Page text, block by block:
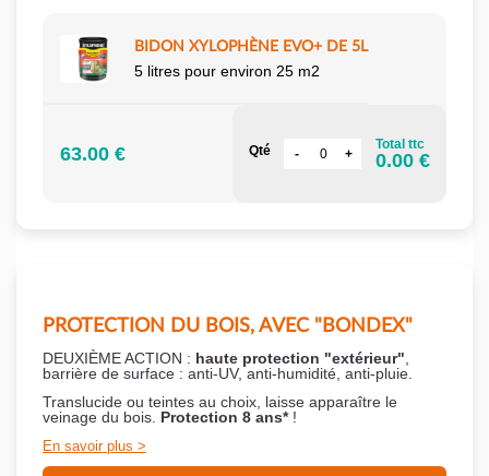
BIDON XYLOPHÈNE EVO+ DE 5L
5 litres pour environ 25 m2
63.00 € Qté Total ttc
0.00 €
PROTECTION DU BOIS, AVEC "BONDEX"
DEUXIÈME ACTION : haute protection "extérieur"
barrière de surface : anti-UV, anti-humidité, anti-pluie.
Translucide ou teintes au choix, laisse apparaître le
veinage du bois. Protection 8 ans*!
En savoir plus